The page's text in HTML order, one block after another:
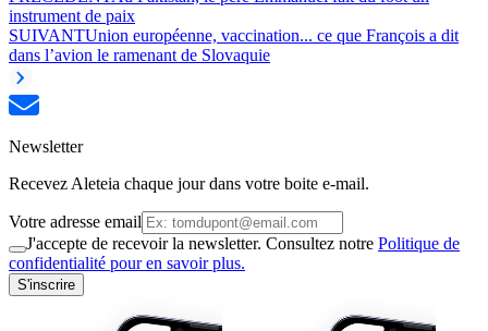
instrument de paix
SUIVANTUnion européenne, vaccination... ce que François a dit
dans l’avion le ramenant de Slovaquie
Newsletter
Recevez Aleteia chaque jour dans votre boite e-mail.
Votre adresse email
J'accepte de recevoir la newsletter. Consultez notre Politique de
confidentialité pour en savoir plus.
S'inscrire